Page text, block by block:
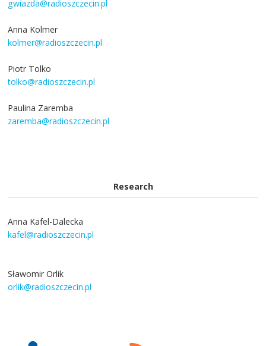
gwiazda@radioszczecin.pl
Anna Kolmer
kolmer@radioszczecin.pl
Piotr Tolko
tolko@radioszczecin.pl
Paulina Zaremba
zaremba@radioszczecin.pl
Research
Anna Kafel-Dalecka
kafel@radioszczecin.pl
Sławomir Orlik
orlik@radioszczecin.pl